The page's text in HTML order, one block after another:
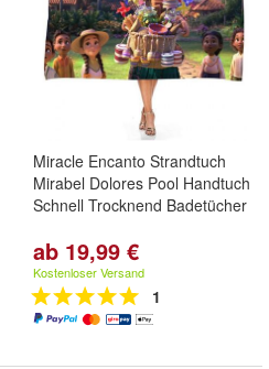
Miracle Encanto Strandtuch
Mirabel Dolores Pool Handtuch
Schnell Trocknend Badetücher
ab 19,99 €
Kostenloser Versand
1